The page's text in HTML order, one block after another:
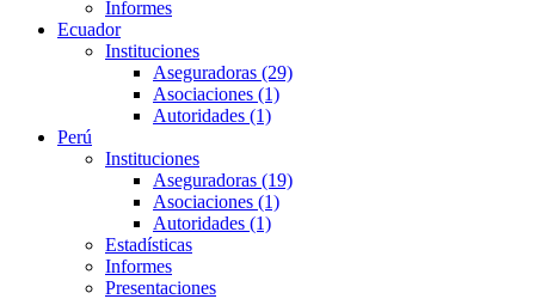
Informes
Ecuador
Instituciones
Aseguradoras (29)
Asociaciones (1)
Autoridades (1)
Perú
Instituciones
Aseguradoras (19)
Asociaciones (1)
Autoridades (1)
Estadísticas
Informes
Presentaciones